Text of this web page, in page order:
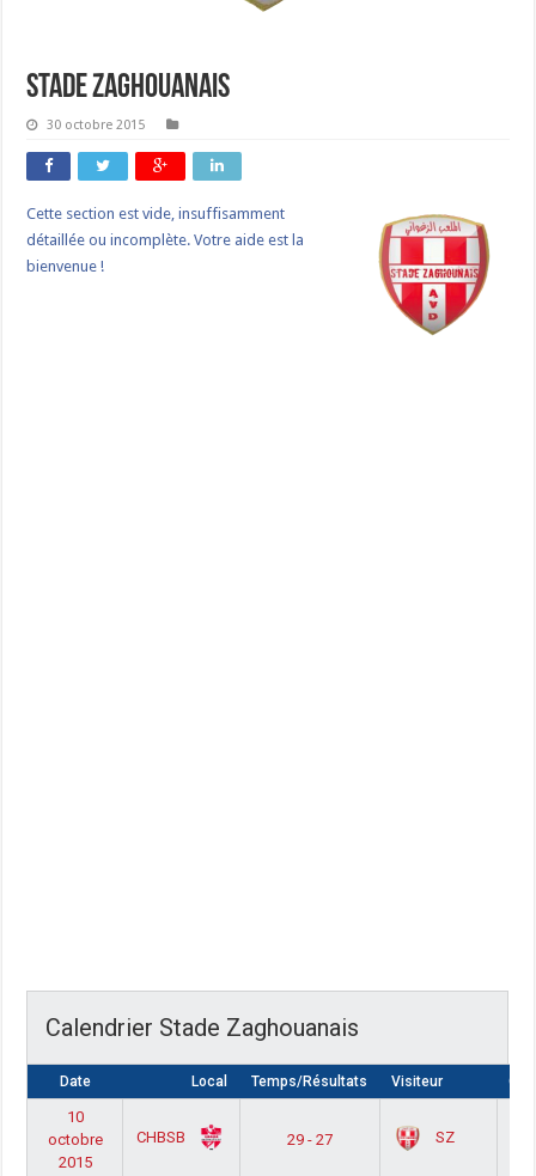
Stade Zaghouanais
30 octobre 2015
Cette section est vide, insuffisamment
détaillée ou incomplète. Votre aide est la
bienvenue !
Calendrier Stade Zaghouanais
Date Local Temps/Résultats Visiteur
10
octobre
2015
CHBSB 29 - 27 SZ